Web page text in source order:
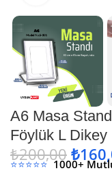
A6 Masa
Föylük L Dikey
₺200,00 ₺
⭐⭐⭐⭐⭐ 1000+